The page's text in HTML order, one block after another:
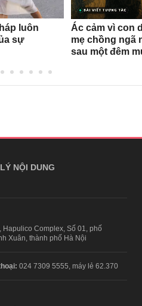
luôn
sự
Ác cảm vì con
mẹ chồng ngã
sau một đêm
NỘI DUNG
Complex, Số 01, phố
Xuân, thành phố Hà Nội
024 7309 5555, máy lẻ 62.370